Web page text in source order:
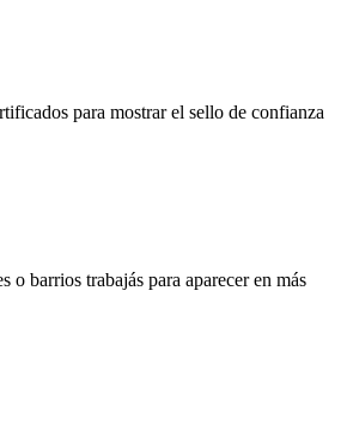
para mostrar el sello de confianza
o barrios trabajás para aparecer en más